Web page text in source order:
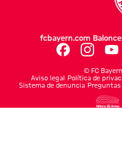
fcbayern.com
© FC
Aviso legal Política de
Sistema de denuncia